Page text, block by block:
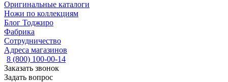
Оригинальные каталоги
Ножи по коллекциям
Блог Тоджиро
Фабрика
Сотрудничество
Адреса магазинов
8 (800) 100-00-14
Заказать звонок
Задать вопрос